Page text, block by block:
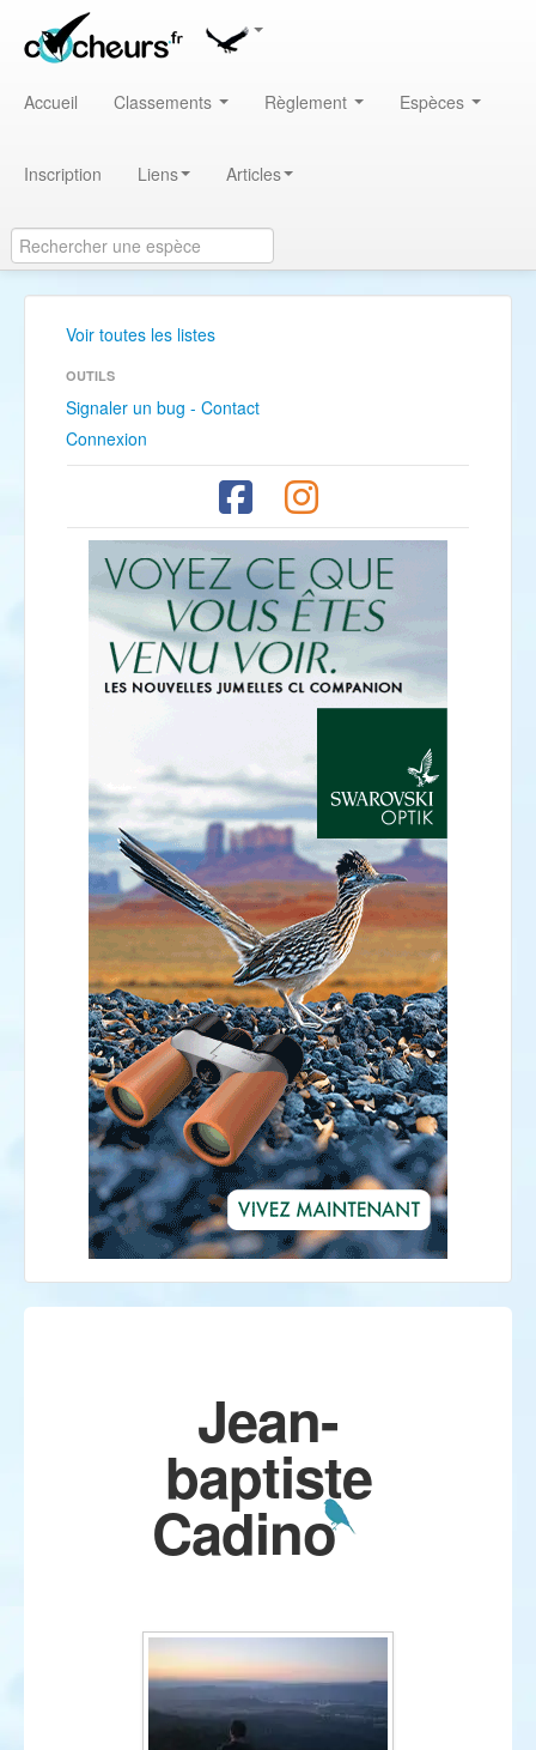
Accueil Classements Règlement Espèces
Inscription Liens Articles
Voir toutes les listes
OUTILS
Signaler un bug - Contact
Connexion
Jean-
baptiste
Cadino